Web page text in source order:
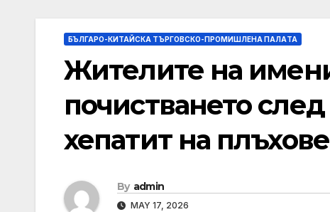
БЪЛГАРО-КИТАЙСКА ТЪРГОВСКО-ПРОМИШЛЕНА ПАЛAТА
Жителите на
почистването
хепатит на
By admin
MAY 17, 2026